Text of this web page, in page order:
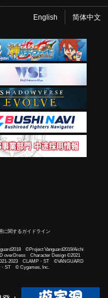
English 简体中文
に関するガイドライン
©Project Vanguard2019/Aichi
overDress Character Design ©2021
2023 CLAMP・ST ©VANGUARD
ST © Cygames, Inc.